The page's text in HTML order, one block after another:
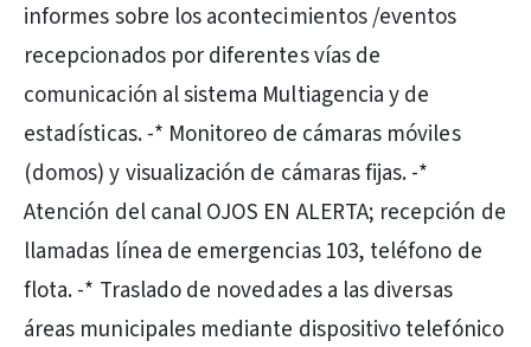
informes sobre los acontecimientos /eventos
recepcionados por diferentes vías de
comunicación al sistema Multiagencia y de
estadísticas. -* Monitoreo de cámaras móviles
(domos) y visualización de cámaras fijas. -*
Atención del canal OJOS EN ALERTA; recepción de
llamadas línea de emergencias 103, teléfono de
flota. -* Traslado de novedades a las diversas
áreas municipales mediante dispositivo telefónico